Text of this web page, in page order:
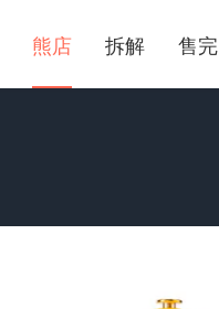
熊店 拆解 售完